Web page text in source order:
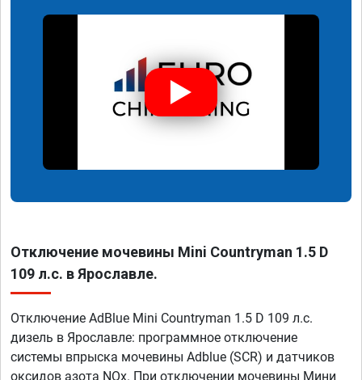
Отключение мочевины Mini Countryman 1.5 D
109 л.с. в Ярославле.
Отключение AdBlue Mini Countryman 1.5 D 109 л.с.
дизель в Ярославле: программное отключение
системы впрыска мочевины Adblue (SCR) и датчиков
оксидов азота NOx. При отключении мочевины Мини